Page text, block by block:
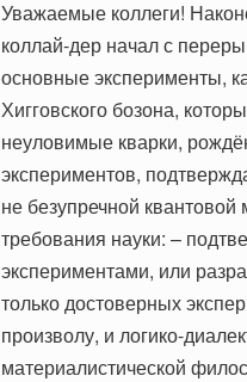
Уважаемые коллеги!
коллай-дер начал с
основные эксперименты,
Хигговского бозона,
неуловимые кварки,
экспериментов,
не безупречной квантовой
требования науки: –
экспериментами, или
только достоверных
произволу, и логико-
материалистической